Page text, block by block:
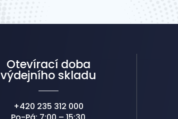
Otevírací doba
výdejního skladu
+420 235 312 000